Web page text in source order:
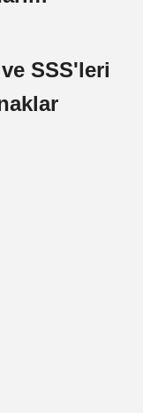
SSS'leri